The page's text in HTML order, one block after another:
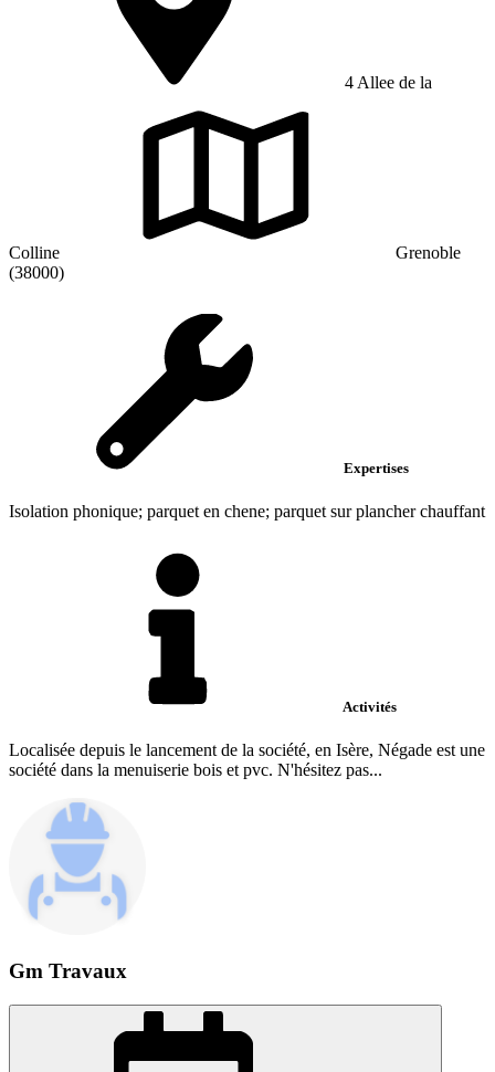
4 Allee de la
Colline
Grenoble
(38000)
Expertises
Isolation phonique; parquet en chene; parquet sur plancher chauffant
Activités
Localisée depuis le lancement de la société, en Isère, Négade est une
société dans la menuiserie bois et pvc. N'hésitez pas...
Gm Travaux